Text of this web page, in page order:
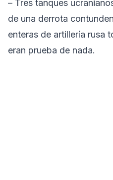
– Tres tanques
de una derrota
enteras de artillería rusa
eran prueba de nada.